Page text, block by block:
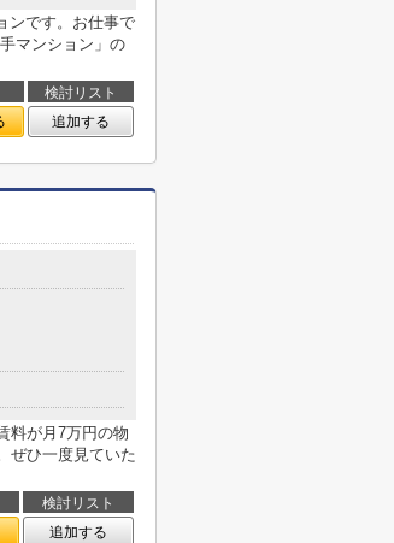
ンです。お仕事で
マンション」の
検討リスト
追加する
料が月7万円の物
ぜひ一度見ていた
検討リスト
追加する